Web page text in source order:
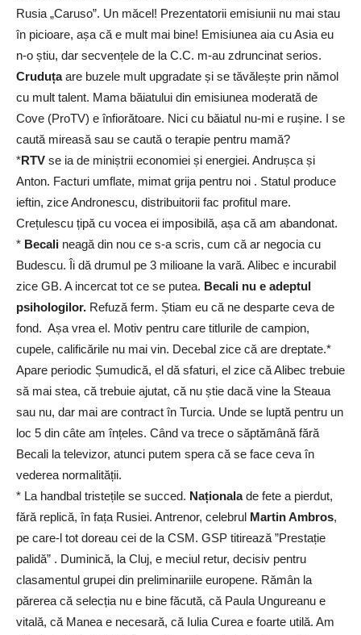
Rusia „Caruso”. Un măcel! Prezentatorii emisiunii nu mai stau
în picioare, așa că e mult mai bine! Emisiunea aia cu Asia eu
n-o știu, dar secvențele de la C.C. m-au zdruncinat serios.
Cruduțaare buzele mult upgradate și se tăvălește prin nămol
cu mult talent. Mama băiatului din emisiunea moderată de
Cove (ProTV) e înfiorătoare. Nici cu băiatul nu-mi e rușine. I se
caută mireasă sau se caută o terapie pentru mamă?
*RTV se ia de miniștrii economiei și energiei. Andrușca și
Anton. Facturi umflate, mimat grija pentru noi . Statul produce
ieftin, zice Andronescu, distribuitorii fac profitul mare.
Crețulescu țipă cu vocea ei imposibilă, așa că am abandonat.
* Becali neagă din nou ce s-a scris, cum că ar negocia cu
Budescu. Îi dă drumul pe 3 milioane la vară. Alibec e incurabil
zice GB. A incercat tot ce se putea. Becali nu e adeptul
psihologilor. Refuză ferm. Știam eu că ne desparte ceva de
fond. Așa vrea el. Motiv pentru care titlurile de campion,
cupele, calificările nu mai vin. Decebal zice că are dreptate.*
Apare periodic Șumudică, el dă sfaturi, el zice că Alibec trebuie
să mai stea, că trebuie ajutat, că nu știe dacă vine la Steaua
sau nu, dar mai are contract în Turcia. Unde se luptă pentru un
loc 5 din câte am înțeles. Când va trece o săptămână fără
Becali la televizor, atunci putem spera că se face ceva în
vederea normalității.
* La handbal tristețile se succed. Naționalade fete a pierdut,
fără replică, în fața Rusiei. Antrenor, celebrul Martin Ambros,
pe care-l tot doreau cei de la CSM. GSP titirează ”Prestație
palidă” . Duminică, la Cluj, e meciul retur, decisiv pentru
clasamentul grupei din preliminariile europene. Rămân la
părerea că selecția nu e bine făcută, că Paula Ungureanu e
vitală, că Manea e necesară, că Iulia Curea e foarte utilă. Am